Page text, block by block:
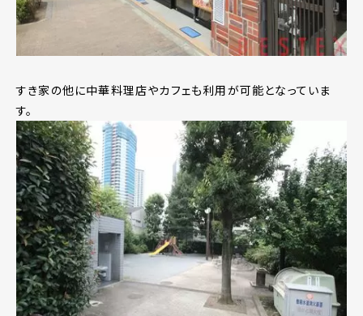
すき家の他に中華料理店やカフェも利用が可能となっていま
す。